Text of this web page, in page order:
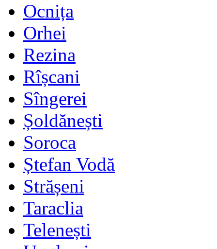
Ocnița
Orhei
Rezina
Rîșcani
Sîngerei
Șoldănești
Soroca
Ștefan Vodă
Strășeni
Taraclia
Telenești